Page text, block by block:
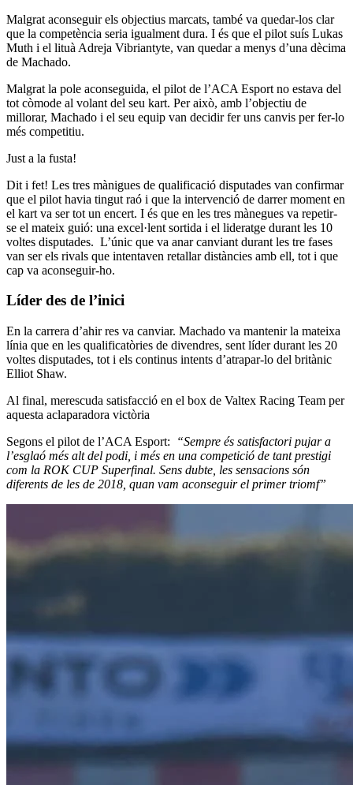
Malgrat aconseguir els objectius marcats, també va quedar-los clar
que la competència seria igualment dura. I és que el pilot suís Lukas
Muth i el lituà Adreja Vibriantyte, van quedar a menys d’una dècima
de Machado.
Malgrat la pole aconseguida, el pilot de l’ACA Esport no estava del
tot còmode al volant del seu kart. Per això, amb l’objectiu de
millorar, Machado i el seu equip van decidir fer uns canvis per fer-lo
més competitiu.
Just a la fusta!
Dit i fet! Les tres mànigues de qualificació disputades van confirmar
que el pilot havia tingut raó i que la intervenció de darrer moment en
el kart va ser tot un encert. I és que en les tres mànegues va repetir-
se el mateix guió: una excel·lent sortida i el lideratge durant les 10
voltes disputades. L’únic que va anar canviant durant les tre fases
van ser els rivals que intentaven retallar distàncies amb ell, tot i que
cap va aconseguir-ho.
Líder des de l’inici
En la carrera d’ahir res va canviar. Machado va mantenir la mateixa
línia que en les qualificatòries de divendres, sent líder durant les 20
voltes disputades, tot i els continus intents d’atrapar-lo del britànic
Elliot Shaw.
Al final, merescuda satisfacció en el box de Valtex Racing Team per
aquesta aclaparadora victòria
Segons el pilot de l’ACA Esport:
“Sempre és satisfactori pujar a
l’esglaó més alt del podi, i més en una competició de tant prestigi
com la ROK CUP Superfinal. Sens dubte, les sensacions són
diferents de les de 2018, quan vam aconseguir el primer triomf”